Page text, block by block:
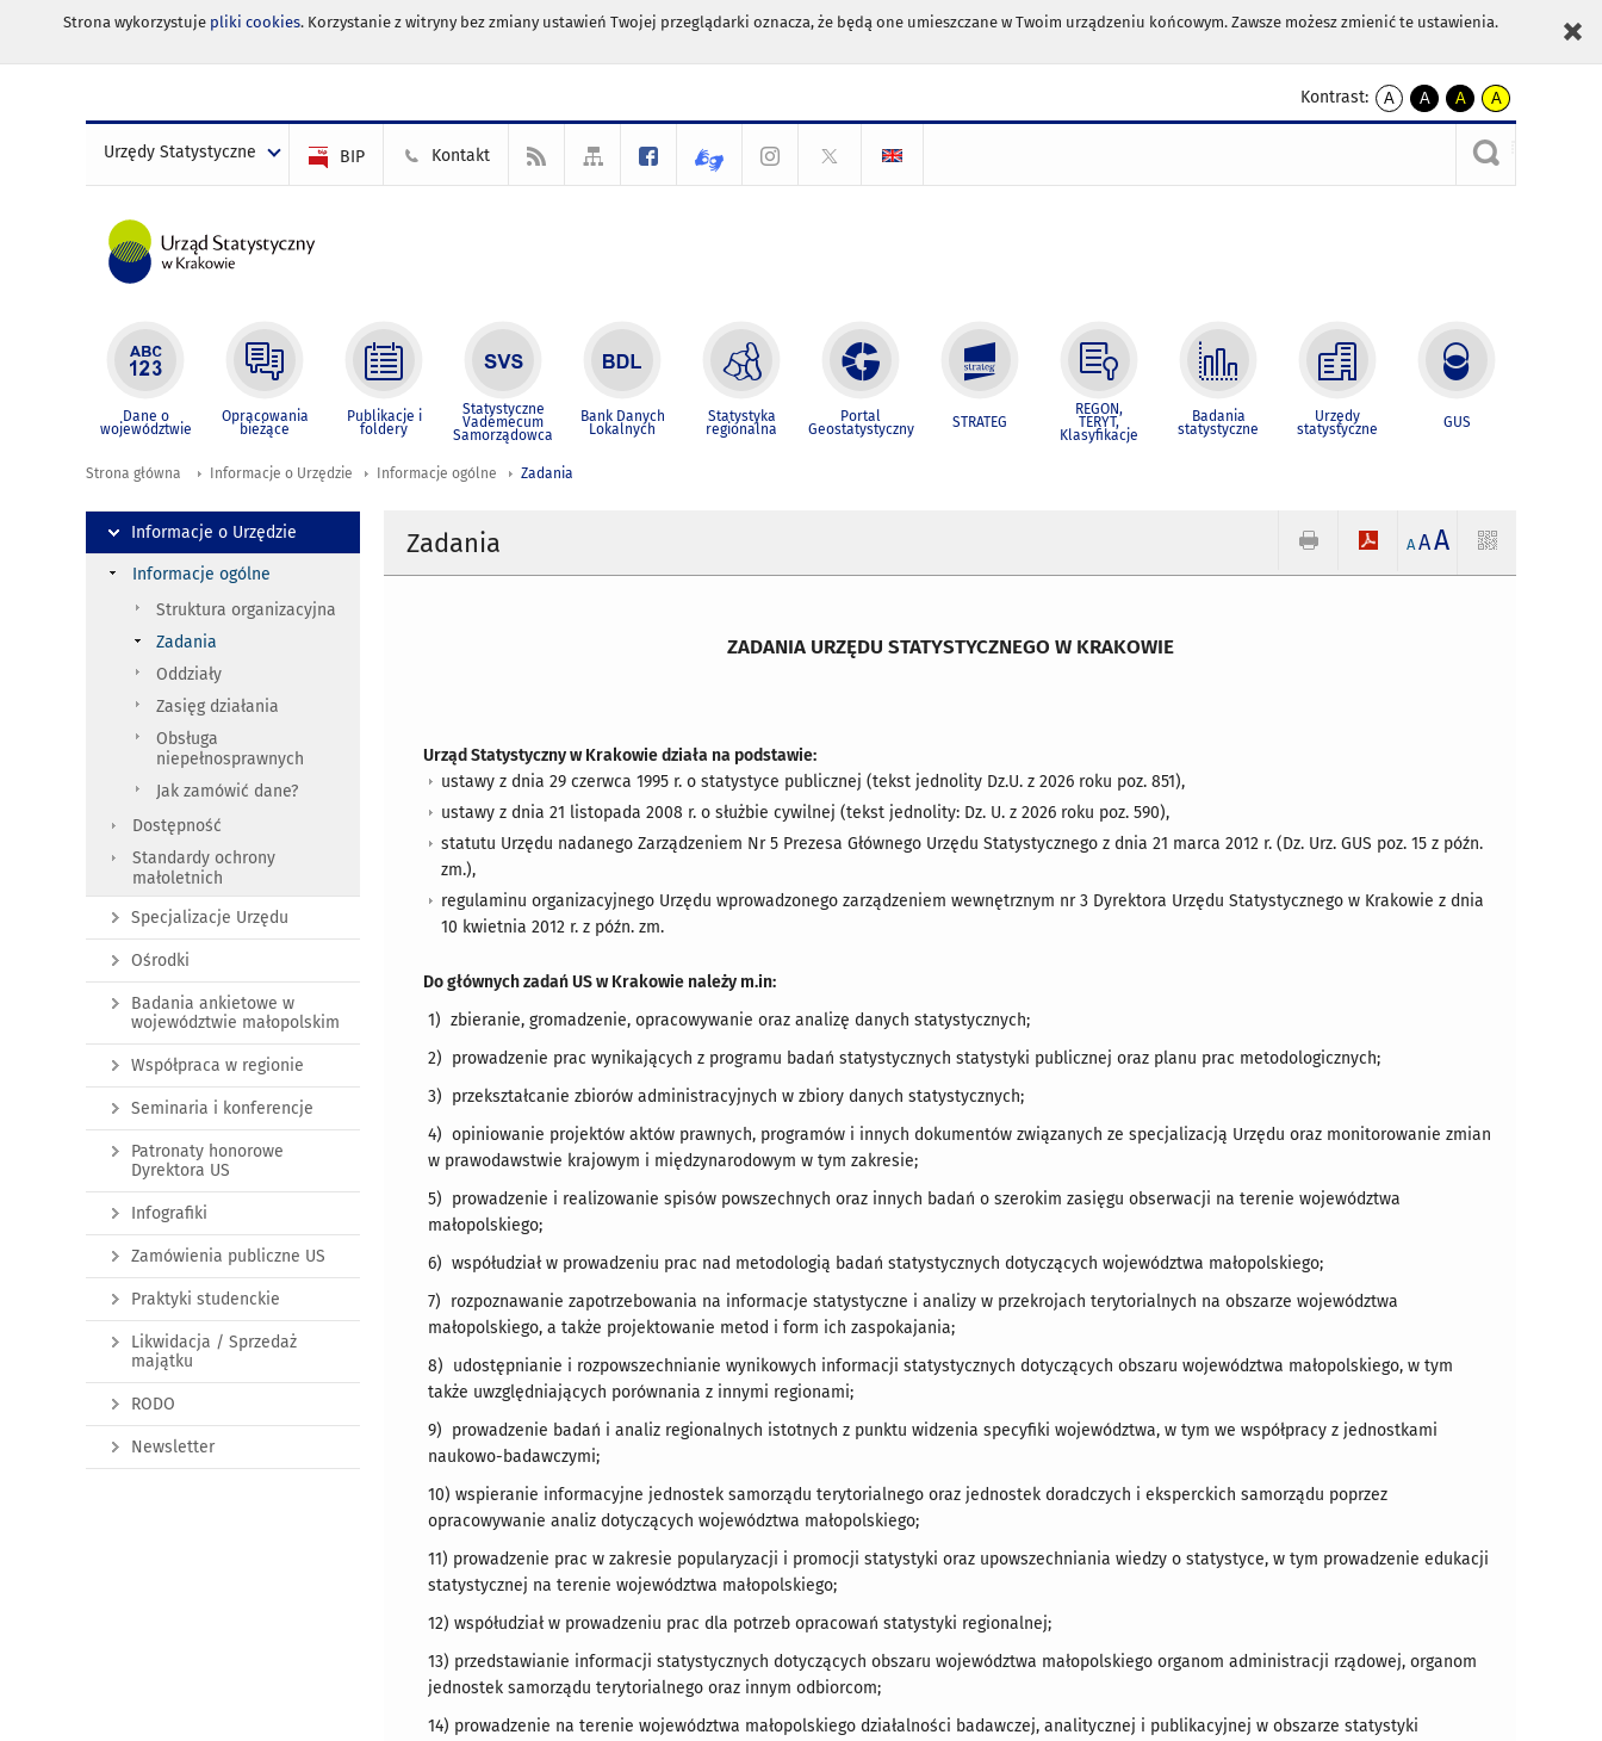
Strona wykorzystuje pliki cookies. Korzystanie z witryny bez zmiany ustawień Twojej przeglądarki oznacza, że będą one umieszczane w Twoim urządzeniu końcowym. Zawsze możesz zmienić te ustawienia.
Kontrast:
A
kontrast
A
kontrast
czarnym
A
kontrast
żółty
tekst
czarnym
A
kontrast
czarny
tekst
żółtym
Urzędy Statystyczne BIP Kontakt
Dane o
województwie
Opracowania
bieżące
Publikacje i
foldery
Statystyczne
Vademecum
Samorządowca
Bank Danych
Lokalnych
Statystyka
regionalna
Portal
Geostatystyczny STRATEG
REGON,
TERYT,
Klasyfikacje
Badania
statystyczne
Urzędy
statystyczne GUS
Strona główna Informacje o Urzędzie Informacje ogólne Zadania
Zadania A AA
ZADANIA URZĘDU STATYSTYCZNEGO W KRAKOWIE
Urząd Statystyczny w Krakowie działa na podstawie:
ustawy z dnia 29 czerwca 1995 r. o statystyce publicznej (tekst jednolity Dz.U. z 2026 roku poz. 851),
ustawy z dnia 21 listopada 2008 r. o służbie cywilnej (tekst jednolity: Dz. U. z 2026 roku poz. 590),
statutu Urzędu nadanego Zarządzeniem Nr 5 Prezesa Głównego Urzędu Statystycznego z dnia 21 marca 2012 r. (Dz. Urz. GUS poz. 15 z późn.
zm.),
regulaminu organizacyjnego Urzędu wprowadzonego zarządzeniem wewnętrznym nr 3 Dyrektora Urzędu Statystycznego w Krakowie z dnia
10 kwietnia 2012 r. z późn. zm.
Do głównych zadań US w Krakowie należy m.in:
1) zbieranie, gromadzenie, opracowywanie oraz analizę danych statystycznych;
2) prowadzenie prac wynikających z programu badań statystycznych statystyki publicznej oraz planu prac metodologicznych;
3) przekształcanie zbiorów administracyjnych w zbiory danych statystycznych;
4) opiniowanie projektów aktów prawnych, programów i innych dokumentów związanych ze specjalizacją Urzędu oraz monitorowanie zmian
w prawodawstwie krajowym i międzynarodowym w tym zakresie;
5) prowadzenie i realizowanie spisów powszechnych oraz innych badań o szerokim zasięgu obserwacji na terenie województwa
małopolskiego;
6) współudział w prowadzeniu prac nad metodologią badań statystycznych dotyczących województwa małopolskiego;
7) rozpoznawanie zapotrzebowania na informacje statystyczne i analizy w przekrojach terytorialnych na obszarze województwa
małopolskiego, a także projektowanie metod i form ich zaspokajania;
8) udostępnianie i rozpowszechnianie wynikowych informacji statystycznych dotyczących obszaru województwa małopolskiego, w tym
także uwzględniających porównania z innymi regionami;
9) prowadzenie badań i analiz regionalnych istotnych z punktu widzenia specyfiki województwa, w tym we współpracy z jednostkami
naukowo-badawczymi;
10) wspieranie informacyjne jednostek samorządu terytorialnego oraz jednostek doradczych i eksperckich samorządu poprzez
opracowywanie analiz dotyczących województwa małopolskiego;
11) prowadzenie prac w zakresie popularyzacji i promocji statystyki oraz upowszechniania wiedzy o statystyce, w tym prowadzenie edukacji
statystycznej na terenie województwa małopolskiego;
12) współudział w prowadzeniu prac dla potrzeb opracowań statystyki regionalnej;
13) przedstawianie informacji statystycznych dotyczących obszaru województwa małopolskiego organom administracji rządowej, organom
jednostek samorządu terytorialnego oraz innym odbiorcom;
14) prowadzenie na terenie województwa małopolskiego działalności badawczej, analitycznej i publikacyjnej w obszarze statystyki
Informacje o Urzędzie
Informacje ogólne
Struktura organizacyjna
Zadania
Oddziały
Zasięg działania
Obsługa
niepełnosprawnych
Jak zamówić dane?
Dostępność
Standardy ochrony
małoletnich
Specjalizacje Urzędu
Ośrodki
Badania ankietowe w
województwie małopolskim
Współpraca w regionie
Seminaria i konferencje
Patronaty honorowe
Dyrektora US
Infografiki
Zamówienia publiczne US
Praktyki studenckie
Likwidacja / Sprzedaż
majątku
RODO
Newsletter